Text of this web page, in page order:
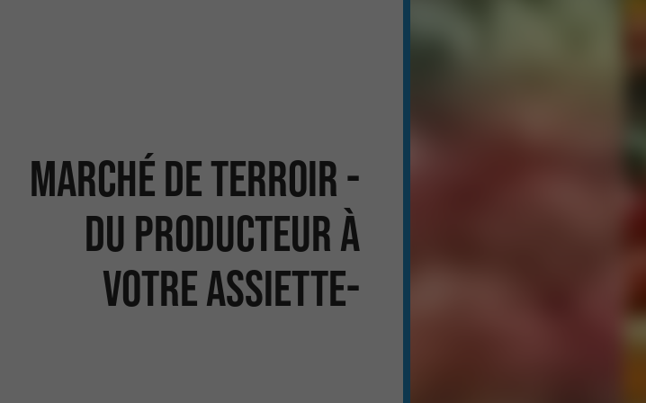
Marché de terroir -
Du Producteur à
votre assiette-